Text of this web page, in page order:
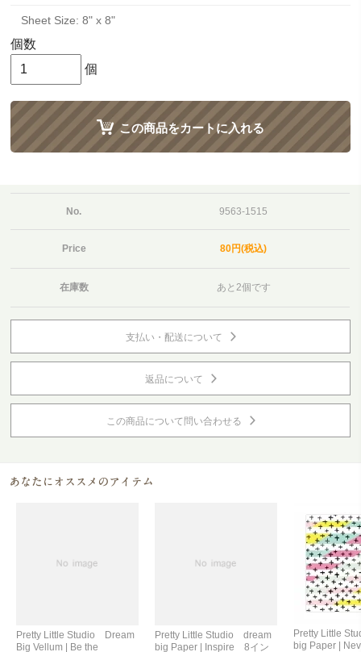
Sheet Size: 8" x 8"
個数
個
この商品をカートに入れる
No. 9563-1515
Price 80円(税込)
在庫数 あと2個です
支払い・配送について
返品について
この商品について問い合わせる
Pretty Little Studio Dream
Big Vellum | Be the
Pretty Little Studio dream
big Paper | Inspire 8イン
Pretty Little
big Paper |